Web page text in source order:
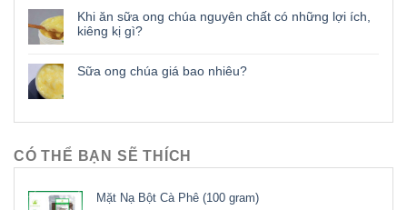
Khi ăn sữa ong chúa nguyên chất có những lợi ích,
kiêng kị gì?
Sữa ong chúa giá bao nhiêu?
CÓ THỂ BẠN SẼ THÍCH
Mặt Nạ Bột Cà Phê (100 gram)